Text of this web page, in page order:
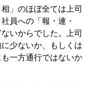
」のほぼ全ては上司
員への「報・連・
いからでした。上司
少ないか、もしくは
一方通行ではないか